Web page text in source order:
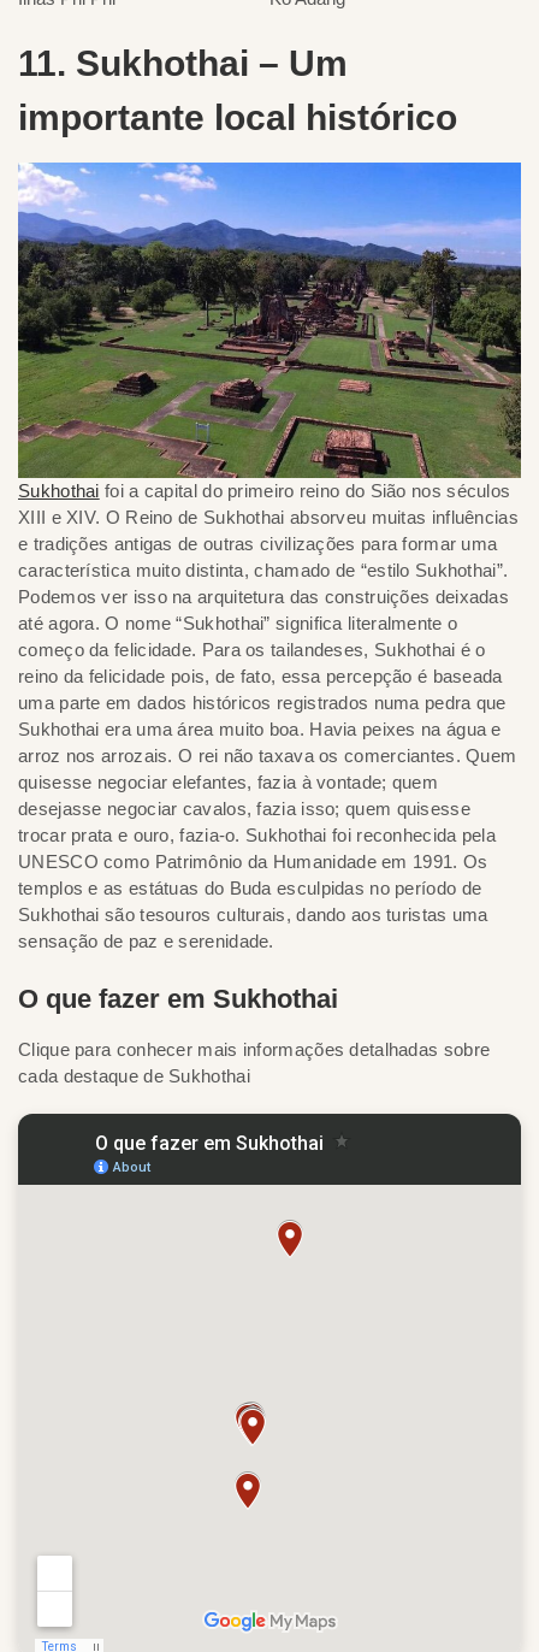
11. Sukhothai – Um
importante local histórico
Sukhothai foi a capital do primeiro reino do Sião nos séculos
XIII e XIV. O Reino de Sukhothai absorveu muitas influências
e tradições antigas de outras civilizações para formar uma
característica muito distinta, chamado de “estilo Sukhothai”.
Podemos ver isso na arquitetura das construições deixadas
até agora. O nome “Sukhothai” significa literalmente o
começo da felicidade. Para os tailandeses, Sukhothai é o
reino da felicidade pois, de fato, essa percepção é baseada
uma parte em dados históricos registrados numa pedra que
Sukhothai era uma área muito boa. Havia peixes na água e
arroz nos arrozais. O rei não taxava os comerciantes. Quem
quisesse negociar elefantes, fazia à vontade; quem
desejasse negociar cavalos, fazia isso; quem quisesse
trocar prata e ouro, fazia-o. Sukhothai foi reconhecida pela
UNESCO como Patrimônio da Humanidade em 1991. Os
templos e as estátuas do Buda esculpidas no período de
Sukhothai são tesouros culturais, dando aos turistas uma
sensação de paz e serenidade.
O que fazer em Sukhothai
Clique para conhecer mais informações detalhadas sobre
cada destaque de Sukhothai